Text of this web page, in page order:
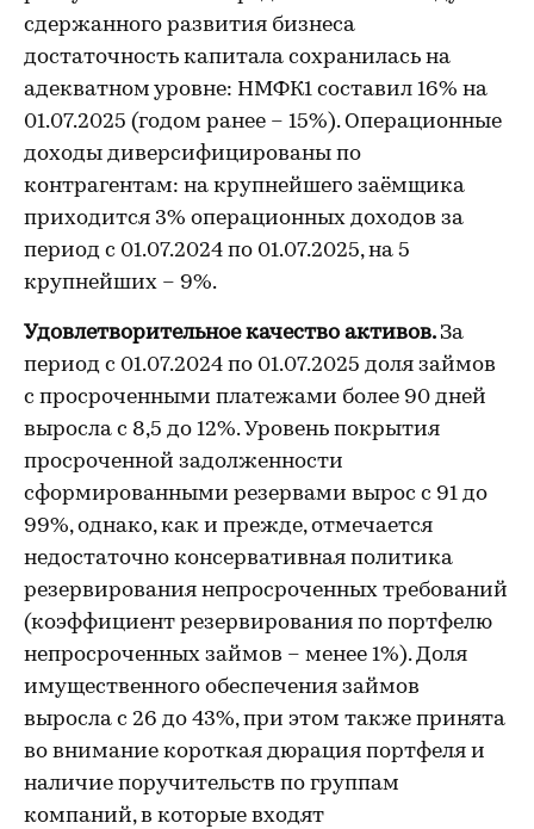
сдержанного развития бизнеса
достаточность капитала сохранилась на
адекватном уровне: НМФК1 составил 16% на
01.07.2025 (годом ранее – 15%). Операционные
доходы диверсифицированы по
контрагентам: на крупнейшего заёмщика
приходится 3% операционных доходов за
период с 01.07.2024 по 01.07.2025, на 5
крупнейших – 9%.
Удовлетворительное качество активов. За
период с 01.07.2024 по 01.07.2025 доля займов
с просроченными платежами более 90 дней
выросла с 8,5 до 12%. Уровень покрытия
просроченной задолженности
сформированными резервами вырос с 91 до
99%, однако, как и прежде, отмечается
недостаточно консервативная политика
резервирования непросроченных требований
(коэффициент резервирования по портфелю
непросроченных займов – менее 1%). Доля
имущественного обеспечения займов
выросла с 26 до 43%, при этом также принята
во внимание короткая дюрация портфеля и
наличие поручительств по группам
компаний, в которые входят